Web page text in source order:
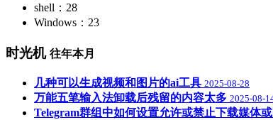
shell：28
Windows：23
时光机 往年本月
几种可以生成视频和图片的ai工具 2025-08-28
万能五笔输入法卸载后残留的内容太多 2025-08-
Telegram群组中如何设置允许或禁止下载媒体